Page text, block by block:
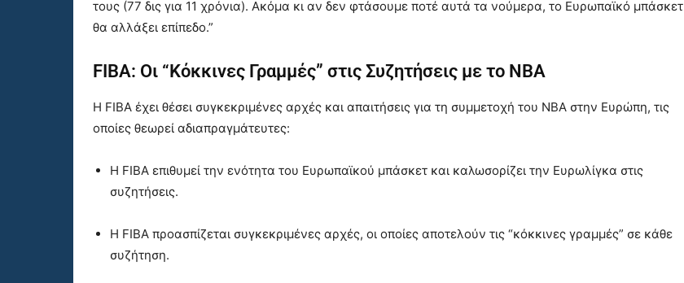
τους (77 δις για 11 χρόνια). Ακόμα κι αν δεν φτάσουμε ποτέ αυτά τα νούμερα, το Ευρωπαϊκό μπάσκετ
θα αλλάξει επίπεδο.”
FIBA: Οι “Κόκκινες Γραμμές” στις Συζητήσεις με το NBA
H FIBA έχει θέσει συγκεκριμένες αρχές και απαιτήσεις για τη συμμετοχή του NBA στην Ευρώπη, τις
οποίες θεωρεί αδιαπραγμάτευτες:
Η FIBA επιθυμεί την ενότητα του Ευρωπαϊκού μπάσκετ και καλωσορίζει την Ευρωλίγκα στις
συζητήσεις.
Η FIBA προασπίζεται συγκεκριμένες αρχές, οι οποίες αποτελούν τις “κόκκινες γραμμές” σε κάθε
συζήτηση.